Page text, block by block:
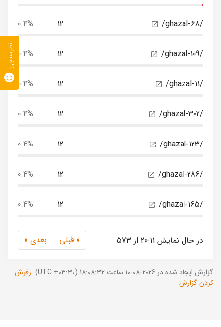
/ghazal-68/
12
0.4%
/ghazal-109/
12
0.4%
/ghazal-11/
12
0.4%
/ghazal-302/
12
0.4%
/ghazal-123/
12
0.4%
/ghazal-286/
12
0.4%
/ghazal-165/
12
0.4%
در حال نمایش 11-20 از 573 « قبلی بعدی »
گزارش ایجاد شده در 2026-08-10 ساعت 18:08:32 (UTC +03:30).
رفرش
کردن گزارش
نظرسنجی